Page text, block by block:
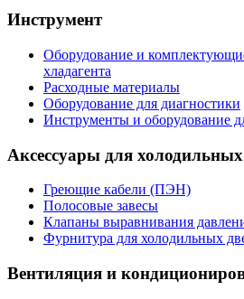
Инструмент
Оборудование и
хладагента
Расходные материалы
Оборудование для диагностики
Инструменты и оборудование
Аксессуары для
Греющие кабели (ПЭН)
Полосовые завесы
Клапаны выравнивания
Фурнитура для холодильных
Вентиляция и